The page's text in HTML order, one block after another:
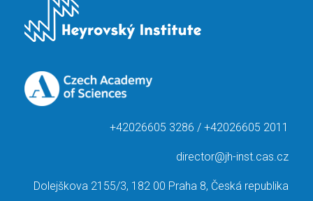
+42026605 3286 / +42026605 2011
director@jh-inst.cas.cz
Dolejškova 2155/3, 182 00 Praha 8, Česká republika